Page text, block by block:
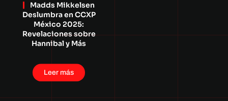
Madds Mikkelsen
Deslumbra en CCXP
México 2025:
Revelaciones sobre
Hannibal y Más
Leer más